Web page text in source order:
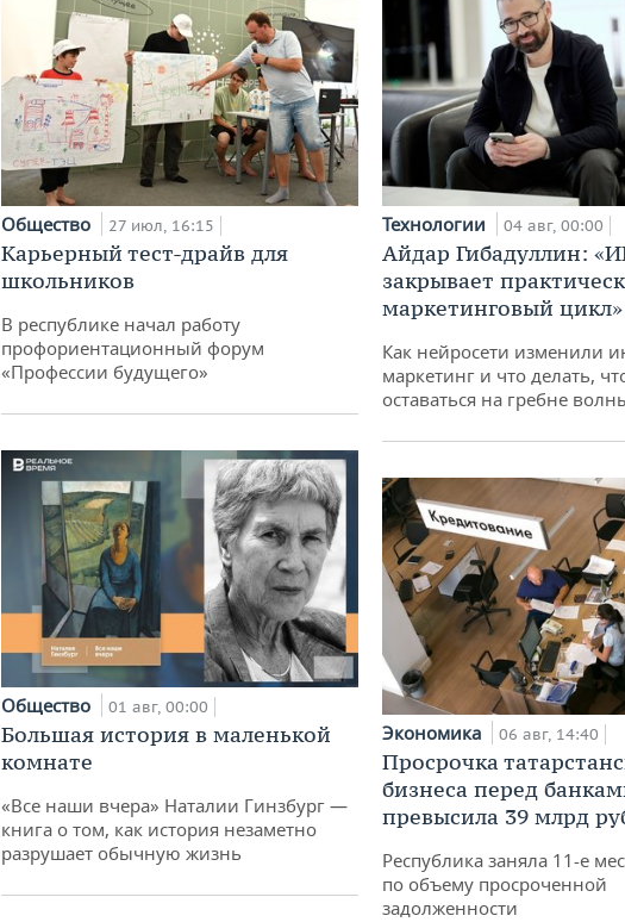
Общество 27 июл, 16:15
Карьерный тест-драйв для
школьников
В республике начал работу
профориентационный форум
«Профессии будущего»
Общество 01 авг, 00:00
Большая история в маленькой
комнате
«Все наши вчера» Наталии Гинзбург —
книга о том, как история незаметно
разрушает обычную жизнь
Технологии 04 авг, 00:00
Айдар Гибадуллин:
закрывает
маркетинговый цикл»
Как нейросети изменили
маркетинг и что делать,
оставаться на гребне
Экономика 06 авг, 14:40
Просрочка
бизнеса перед
превысила 39 млрд
Республика заняла 11-е
по объему просроченной
задолженности